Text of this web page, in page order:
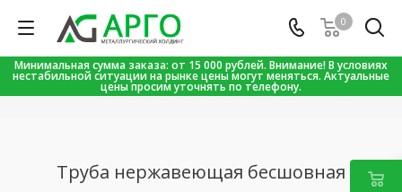
Минимальная сумма заказа: от 15 000 рублей. Внимание! В условиях
нестабильной ситуации на рынке цены могут меняться. Актуальные
цены просим уточнять по телефону.
0
Труба нержавеющая бесшовная